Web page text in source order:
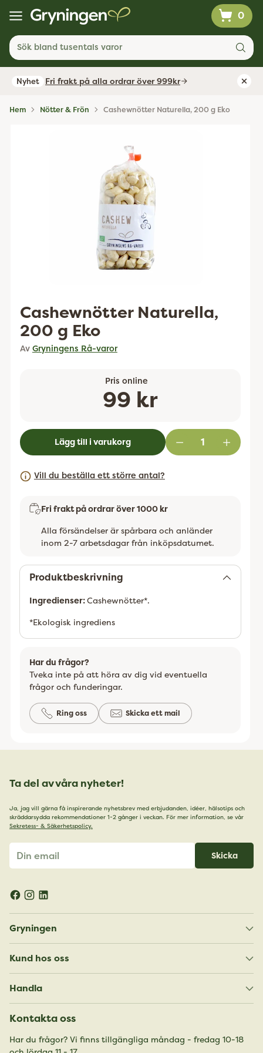
0
Sök bland tusentals varor
Nyhet Fri frakt på alla ordrar över 999kr
Hem Nötter & Frön Cashewnötter Naturella, 200 g Eko
Cashewnötter Naturella,
200 g Eko
Av Gryningens Rå-varor
Pris online
Ordinarie
pris
99 kr
Lägg till i varukorg
Vill du beställa ett större antal?
Fri frakt på ordrar över 1000 kr
Alla försändelser är spårbara och anländer
inom 2-7 arbetsdagar från inköpsdatumet.
Produktbeskrivning
Ingredienser:Cashewnötter*.
*Ekologisk ingrediens
Har du frågor?
Tveka inte på att höra av dig vid eventuella
frågor och funderingar.
Ring oss Skicka ett mail
Ta del av våra nyheter!
Ja, jag vill gärna få inspirerande nyhetsbrev med erbjudanden, idéer, hälsotips och
skräddarsydda rekommendationer 1-2 gånger i veckan. För mer information, se vår
Sekretess- & Säkerhetspolicy.
email
Skicka
Gryningen
Kund hos oss
Handla
Kontakta oss
Har du frågor? Vi finns tillgängliga måndag - fredag 10-18